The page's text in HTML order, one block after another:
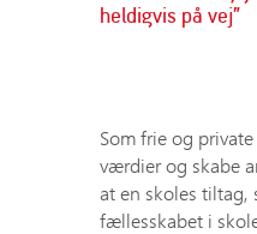
heldigvis på vej”
Som frie og
værdier og skabe
at en skoles
fællesskabet i